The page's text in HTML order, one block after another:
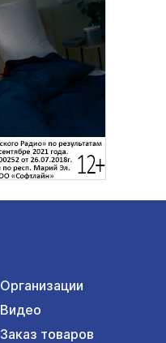
Организации
Видео
Заказ товаров